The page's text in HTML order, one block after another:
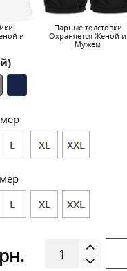
и
Парные толстовки
Охраняется Женой и
Мужем
L XL XXL
L XL XXL